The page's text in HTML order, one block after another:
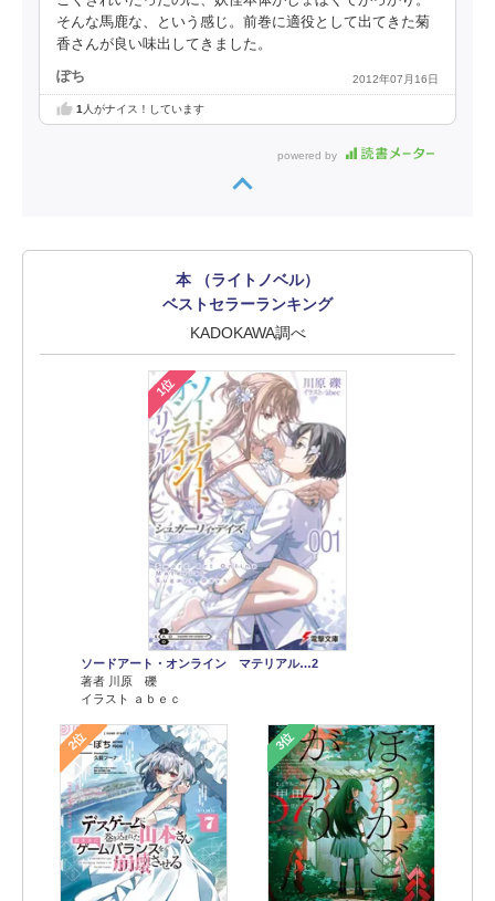
そんな馬鹿な、という感じ。前巻に適役として出てきた菊
香さんが良い味出してきました。
ぽち 2012年07月16日
1人がナイス！しています
powered by
本 （ライトノベル）
ベストセラーランキング
KADOKAWA調べ
1位
ソードアート・オンライン マテリアル…2
著者 川原 礫
イラスト ａｂｅｃ
2位 3位